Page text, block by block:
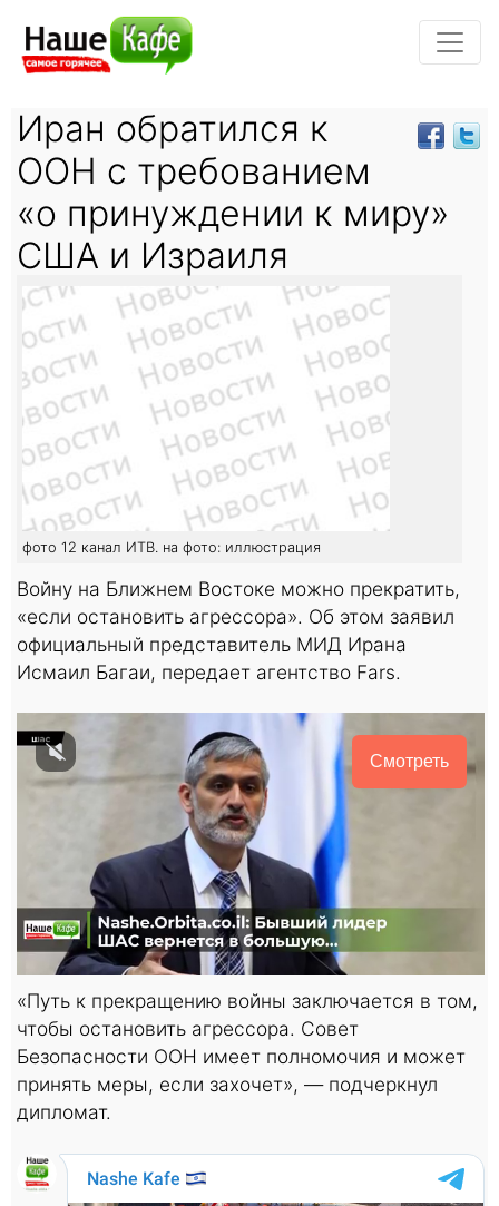
Иран обратился к
ООН с требованием
«о принуждении к миру»
США и Израиля
фото 12 канал ИТВ. на фото: иллюстрация
Войну на Ближнем Востоке можно прекратить,
«если остановить агрессора». Об этом заявил
официальный представитель МИД Ирана
Исмаил Багаи, передает агентство Fars.
Смотреть
«Путь к прекращению войны заключается в том,
чтобы остановить агрессора. Совет
Безопасности ООН имеет полномочия и может
принять меры, если захочет», — подчеркнул
дипломат.